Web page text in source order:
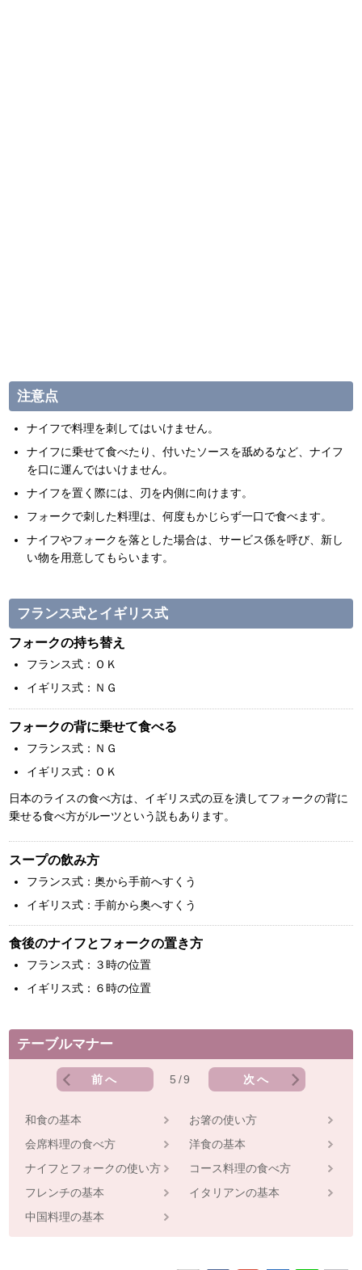
注意点
ナイフで料理を刺してはいけません。
ナイフに乗せて食べたり、付いたソースを舐めるなど、ナイフ
を口に運んではいけません。
ナイフを置く際には、刃を内側に向けます。
フォークで刺した料理は、何度もかじらず一口で食べます。
ナイフやフォークを落とした場合は、サービス係を呼び、新し
い物を用意してもらいます。
フランス式とイギリス式
フォークの持ち替え
フランス式：ＯＫ
イギリス式：ＮＧ
フォークの背に乗せて食べる
フランス式：ＮＧ
イギリス式：ＯＫ
日本のライスの食べ方は、イギリス式の豆を潰してフォークの背に
乗せる食べ方がルーツという説もあります。
スープの飲み方
フランス式：奥から手前へすくう
イギリス式：手前から奥へすくう
食後のナイフとフォークの置き方
フランス式：３時の位置
イギリス式：６時の位置
テーブルマナー
前へ 5/9 次へ
和食の基本
お箸の使い方
会席料理の食べ方
洋食の基本
ナイフとフォークの使い方
コース料理の食べ方
フレンチの基本
イタリアンの基本
中国料理の基本